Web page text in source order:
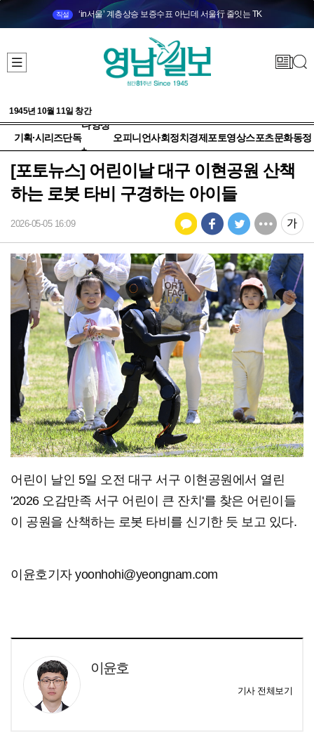
직설 ‘in서울’ 계층상승 보증수표 아닌데 서울行 줄잇는 TK
1945년 10월 11일 창간
기획·시리즈단독
다양성
+
오피니언사회정치 경제 포토영상스포츠문화동정
[포토뉴스] 어린이날 대구 이현공원 산책
하는 로봇 타비 구경하는 아이들
2026-05-05 16:09
어린이 날인 5일 오전 대구 서구 이현공원에서 열린
'2026 오감만족 서구 어린이 큰 잔치'를 찾은 어린이들
이 공원을 산책하는 로봇 타비를 신기한 듯 보고 있다.
이윤호기자 yoonhohi@yeongnam.com
이윤호
기사 전체보기